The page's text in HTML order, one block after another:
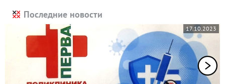
Последние новости
17.10.2023